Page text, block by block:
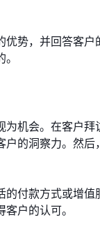
势，并回答客
机会。在客户
的洞察力。然
付款方式或增
户的认可。